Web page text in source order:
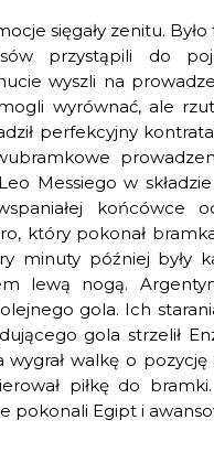
sięgały zenitu.
przystąpili do
wyszli na
wyrównać, ale
perfekcyjny
Messiego w
końcówce
który pokonał
minuty później były
lewą nogą.
gola. Ich
gola strzelił
walkę o
piłkę do
Egipt i